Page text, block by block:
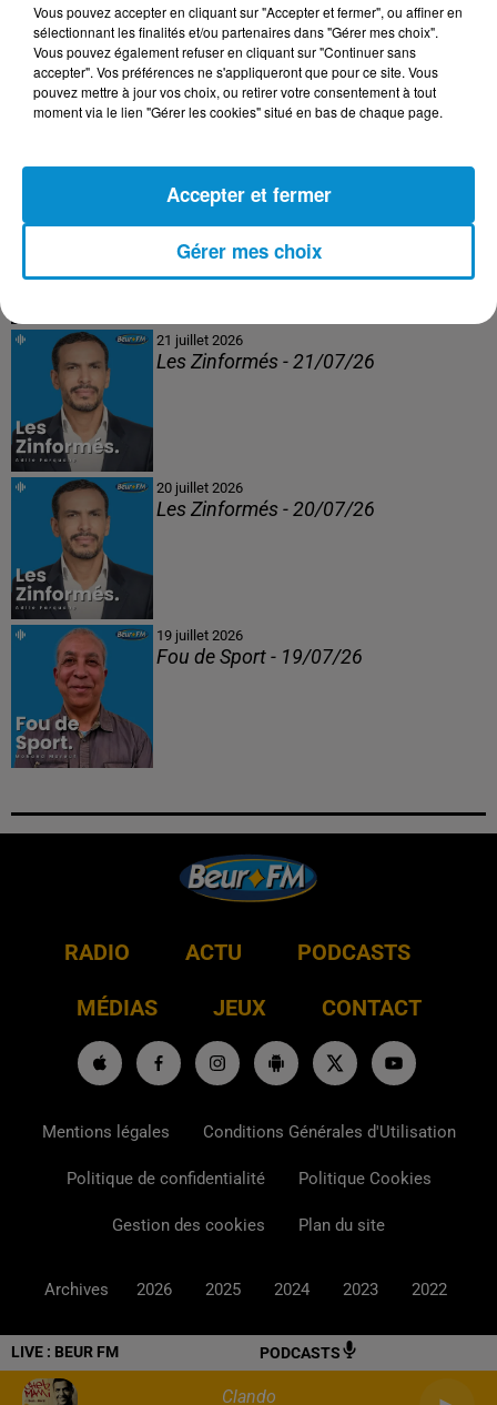
LIVE : BEUR FM PODCASTS
Clando
23 juillet 2026
Les Zinformés - 23/07/26
22 juillet 2026
Les Zinformés - 22/07/26
21 juillet 2026
Les Zinformés - 21/07/26
20 juillet 2026
Les Zinformés - 20/07/26
19 juillet 2026
Fou de Sport - 19/07/26
RADIO ACTU PODCASTS
MÉDIAS JEUX CONTACT
Mentions légales Conditions Générales d'Utilisation
Politique de confidentialité Politique Cookies
Gestion des cookies Plan du site
Archives 2026 2025 2024 2023 2022
Vous pouvez accepter en cliquant sur "Accepter et fermer", ou affiner en
sélectionnant les finalités et/ou partenaires dans "Gérer mes choix".
Vous pouvez également refuser en cliquant sur "Continuer sans
accepter". Vos préférences ne s'appliqueront que pour ce site. Vous
pouvez mettre à jour vos choix, ou retirer votre consentement à tout
moment via le lien "Gérer les cookies" situé en bas de chaque page.
Gérer mes choix
Accepter et fermer